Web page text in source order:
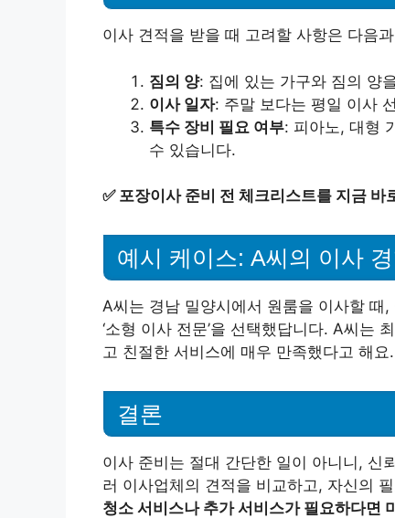
이사 견적을 받을 때 고려할 사항은 다음
짐의 양: 집에 있는 가구와 짐의 양
이사 일자: 주말 보다는 평일 이사
특수 장비 필요 여부: 피아노, 대형
수 있습니다.
✅ 포장이사 준비 전 체크리스트를 지금 바
예시 케이스: A씨의 이사
A씨는 경남 밀양시에서 원룸을 이사할 때
‘소형 이사 전문’을 선택했답니다. A씨는
고 친절한 서비스에 매우 만족했다고 해
결론
이사 준비는 절대 간단한 일이 아니니, 신
러 이사업체의 견적을 비교하고, 자신의
청소 서비스나 추가 서비스가 필요하다면